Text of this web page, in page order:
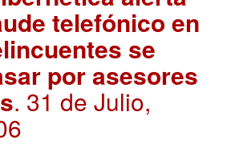
telefónico en
se
por asesores
. 31 de Julio,